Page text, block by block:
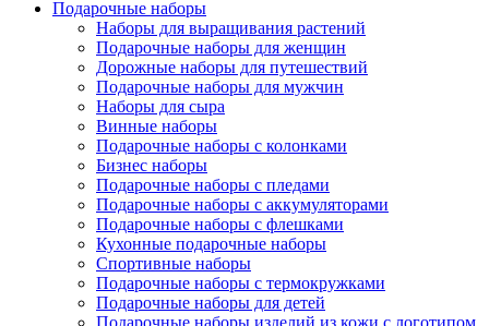
Подарочные наборы
Наборы для выращивания растений
Подарочные наборы для женщин
Дорожные наборы для путешествий
Подарочные наборы для мужчин
Наборы для сыра
Винные наборы
Подарочные наборы с колонками
Бизнес наборы
Подарочные наборы с пледами
Подарочные наборы с аккумуляторами
Подарочные наборы с флешками
Кухонные подарочные наборы
Спортивные наборы
Подарочные наборы с термокружками
Подарочные наборы для детей
Подарочные наборы изделий из кожи с логотипом